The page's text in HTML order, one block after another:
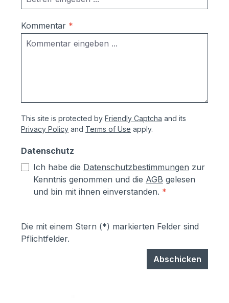
Kommentar *
This site is protected by Friendly Captcha and its
Privacy Policy and Terms of Use apply.
Datenschutz
Ich habe die Datenschutzbestimmungen zur
Kenntnis genommen und die AGB gelesen
und bin mit ihnen einverstanden. *
Die mit einem Stern (*) markierten Felder sind
Pflichtfelder.
Abschicken